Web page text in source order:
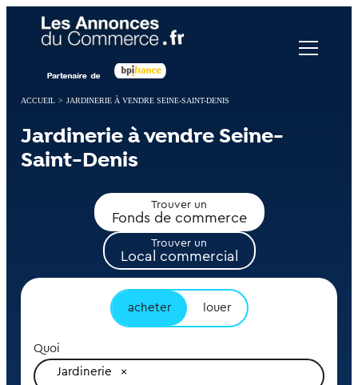
ACCUEIL > JARDINERIE À VENDRE SEINE-SAINT-DENIS
Jardinerie à vendre Seine-
Saint-Denis
Trouver un
Fonds de commerce
Trouver un
Local commercial
acheter louer
Quoi
Jardinerie
Panneau de gestion des cookies